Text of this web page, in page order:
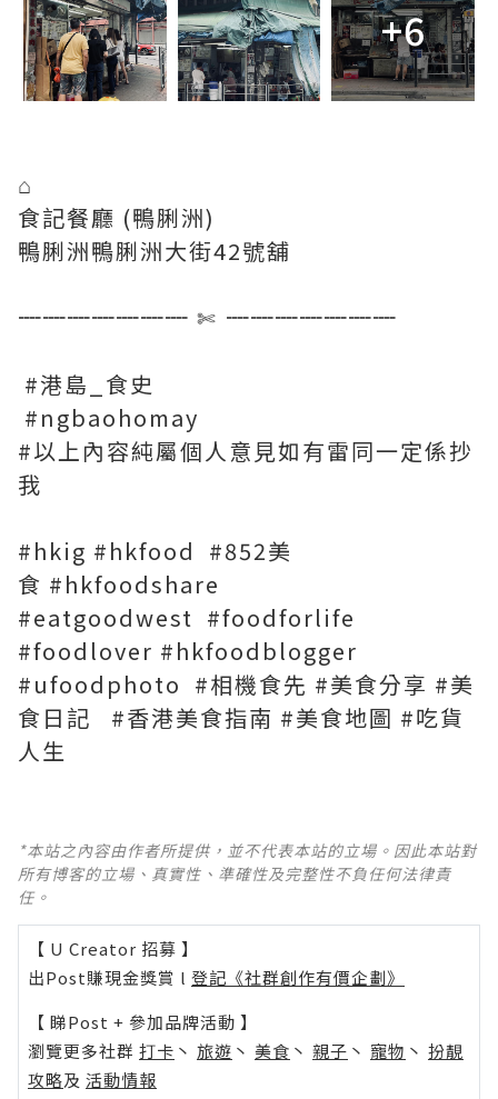
+6
⌂
食記餐廳 (鴨脷洲)
鴨脷洲鴨脷洲大街42號舖
┈┈┈┈┈┈┈ ✄ ┈┈┈┈┈┈┈
#港島_食史
#ngbaohomay
#以上內容純屬個人意見如有雷同一定係抄
我
#hkig #hkfood #852美
食 #hkfoodshare
#eatgoodwest #foodforlife
#foodlover #hkfoodblogger
#ufoodphoto #相機食先 #美食分享 #美
食日記 #香港美食指南 #美食地圖 #吃貨
人生
*本站之內容由作者所提供，並不代表本站的立場。因此本站對
所有博客的立場、真實性、準確性及完整性不負任何法律責
任。
【 U Creator 招募 】
出Post賺現金獎賞 l 登記《社群創作有價企劃》
【 睇Post + 參加品牌活動 】
瀏覽更多社群 打卡 丶 旅遊 丶 美食 丶 親子 丶 寵物 丶 扮靚
攻略及 活動情報